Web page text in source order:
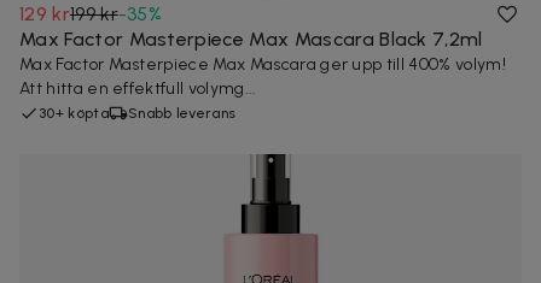
129 kr199 kr-35%
Max Factor Masterpiece Max Mascara Black 7,2ml
Max Factor Masterpiece Max Mascara ger upp till 400% volym!
Att hitta en effektfull volymg...
30+ köpta Snabb leverans